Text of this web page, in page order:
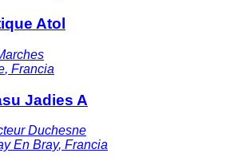
Atol
, Francia
Jadies A
Duchesne
En Bray, Francia